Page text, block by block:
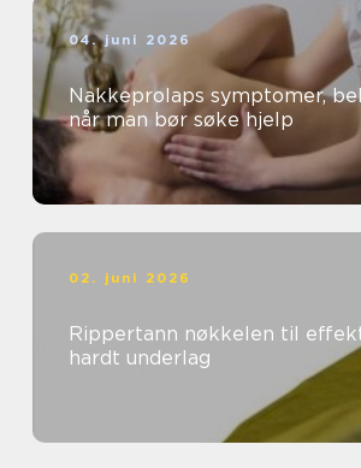
04. juni 2026
Nakkeprolaps symptomer, behandling og
når man bør søke hjelp
02. juni 2026
Rippertann nøkkelen til effektiv graving i
hardt underlag